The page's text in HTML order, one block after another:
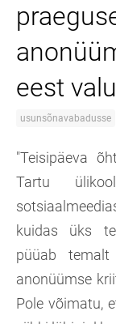
eest
usunsõnavabadusse
"Teisipäeva
Tartu
kuidas üks
püüab temalt
anonüümse
Pole võimatu,